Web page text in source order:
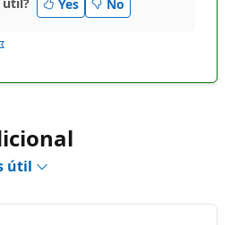
Yes No
útil